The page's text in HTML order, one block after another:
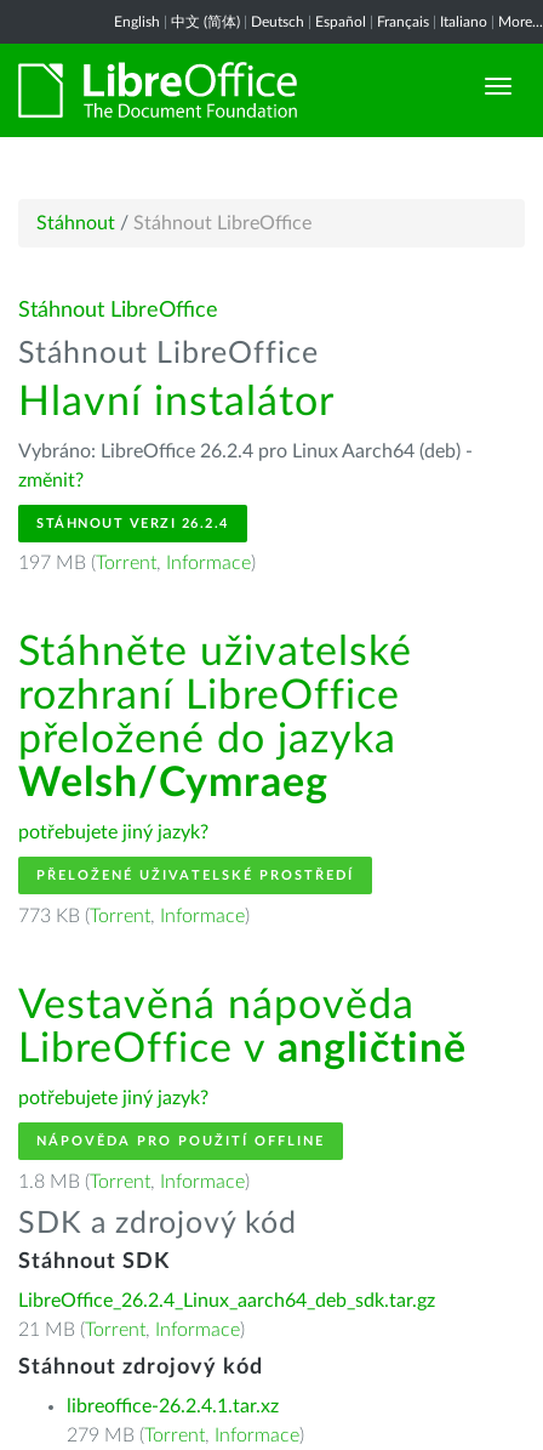
English 中文 (简体) Deutsch Español Français Italiano More...
Stáhnout / Stáhnout LibreOffice
Stáhnout LibreOffice
Stáhnout LibreOffice
Hlavní instalátor
Vybráno: LibreOffice 26.2.4 pro Linux Aarch64 (deb) -
změnit?
STÁHNOUT VERZI 26.2.4
197 MB (Torrent, Informace)
Stáhněte uživatelské
rozhraní LibreOffice
přeložené do jazyka
Welsh/Cymraeg
potřebujete jiný jazyk?
PŘELOŽENÉ UŽIVATELSKÉ PROSTŘEDÍ
773 KB (Torrent, Informace)
Vestavěná nápověda
LibreOffice v angličtině
potřebujete jiný jazyk?
NÁPOVĚDA PRO POUŽITÍ OFFLINE
1.8 MB (Torrent, Informace)
SDK a zdrojový kód
Stáhnout SDK
LibreOffice_26.2.4_Linux_aarch64_deb_sdk.tar.gz
21 MB (Torrent, Informace)
Stáhnout zdrojový kód
libreoffice-26.2.4.1.tar.xz
279 MB (Torrent, Informace)